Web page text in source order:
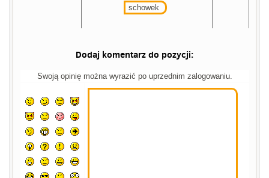
schowek
Dodaj komentarz do pozycji:
Swoją opinię można wyrazić po uprzednim zalogowaniu.